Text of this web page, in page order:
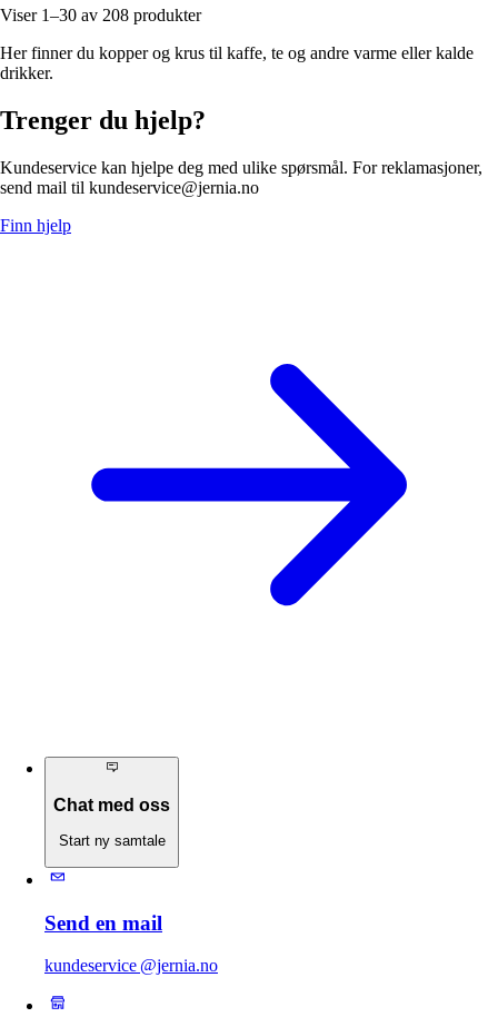
Viser 1–30 av 208 produkter
Her finner du kopper og krus til kaffe, te og andre varme eller kalde
drikker.
Trenger du hjelp?
Kundeservice kan hjelpe deg med ulike spørsmål. For reklamasjoner,
send mail til kundeservice@jernia.no
Finn hjelp
Chat med oss
Start ny samtale
Send en mail
kundeservice @jernia.no